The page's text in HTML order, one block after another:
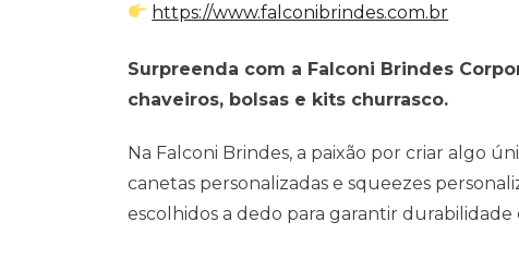
https://www.falconibrindes.com.br
Surpreenda com a Falconi Brindes
chaveiros, bolsas e kits churrasco.
Na Falconi Brindes, a paixão por criar algo
canetas personalizadas e squeezes
escolhidos a dedo para garantir